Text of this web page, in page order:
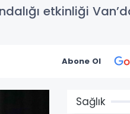
etkinliği
Abone Ol
Sağlık